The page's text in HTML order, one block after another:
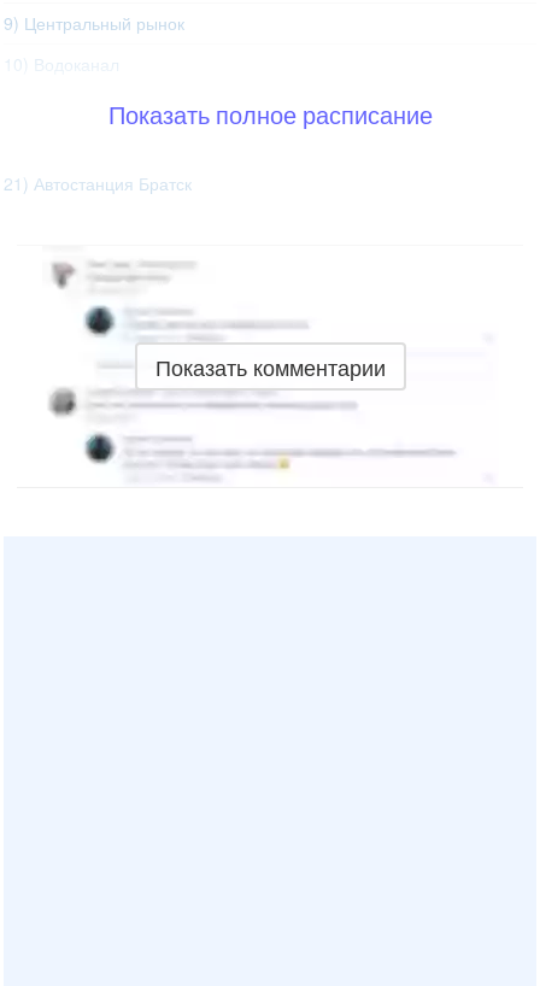
9) Центральный рынок
10) Водоканал
Показать полное расписание
21) Автостанция Братск
Показать комментарии